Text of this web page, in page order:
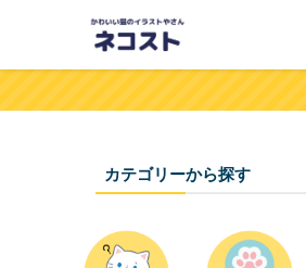
カテゴリーから探す